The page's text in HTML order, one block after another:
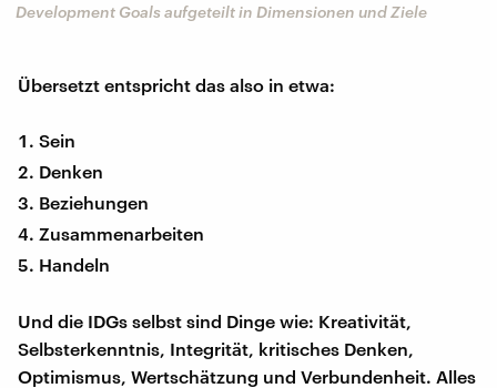
Development Goals aufgeteilt in Dimensionen und Ziele
Übersetzt entspricht das also in etwa:
Sein
Denken
Beziehungen
Zusammenarbeiten
Handeln
Und die IDGs selbst sind Dinge wie: Kreativität,
Selbsterkenntnis, Integrität, kritisches Denken,
Optimismus, Wertschätzung und Verbundenheit. Alles